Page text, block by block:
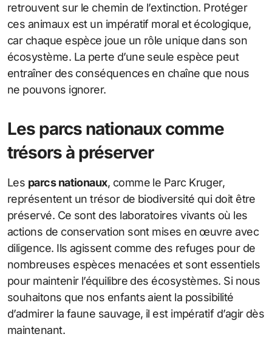
retrouvent sur le chemin de l’extinction. Protéger
ces animaux est un impératif moral et écologique,
car chaque espèce joue un rôle unique dans son
écosystème. La perte d’une seule espèce peut
entraîner des conséquences en chaîne que nous
ne pouvons ignorer.
Les parcs nationaux comme
trésors à préserver
Les parcs nationaux, comme le Parc Kruger,
représentent un trésor de biodiversité qui doit être
préservé. Ce sont des laboratoires vivants où les
actions de conservation sont mises en œuvre avec
diligence. Ils agissent comme des refuges pour de
nombreuses espèces menacées et sont essentiels
pour maintenir l’équilibre des écosystèmes. Si nous
souhaitons que nos enfants aient la possibilité
d’admirer la faune sauvage, il est impératif d’agir dès
maintenant.